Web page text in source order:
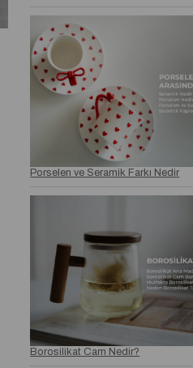
Porselen ve Seramik Farkı Nedir
Borosilikat Cam Nedir?